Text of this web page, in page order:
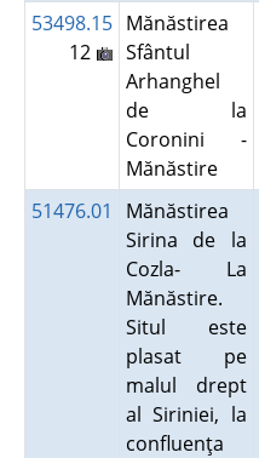
53498.15
12
Mănăstirea
Sfântul
Arhanghel
de la
Coronini -
Mănăstire
51476.01
Mănăstirea
Sirina de la
Cozla- La
Mănăstire.
Situl este
plasat pe
malul drept
al Siriniei, la
confluenţa